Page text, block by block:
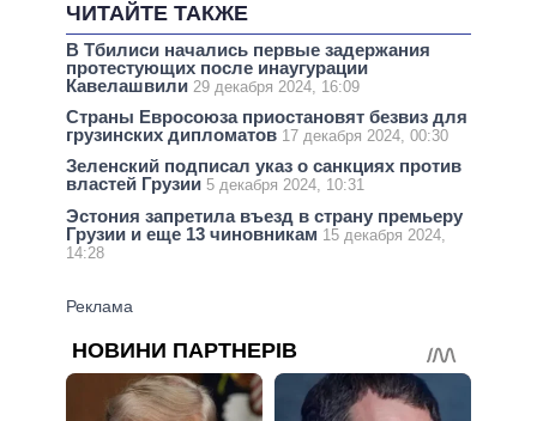
ЧИТАЙТЕ ТАКЖЕ
В Тбилиси начались первые задержания
протестующих после инаугурации
Кавелашвили 29 декабря 2024, 16:09
Страны Евросоюза приостановят безвиз для
грузинских дипломатов 17 декабря 2024, 00:30
Зеленский подписал указ о санкциях против
властей Грузии 5 декабря 2024, 10:31
Эстония запретила въезд в страну премьеру
Грузии и еще 13 чиновникам 15 декабря 2024,
14:28